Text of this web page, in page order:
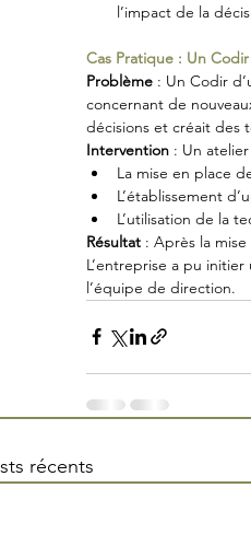
l’impact de la
Cas Pratique : Un
Problème : Un Codir
concernant de
décisions et créait des
Intervention : Un
La mise en place
L’établissement
L’utilisation de la
Résultat : Après la
L’entreprise a pu
l’équipe de direction.
récents